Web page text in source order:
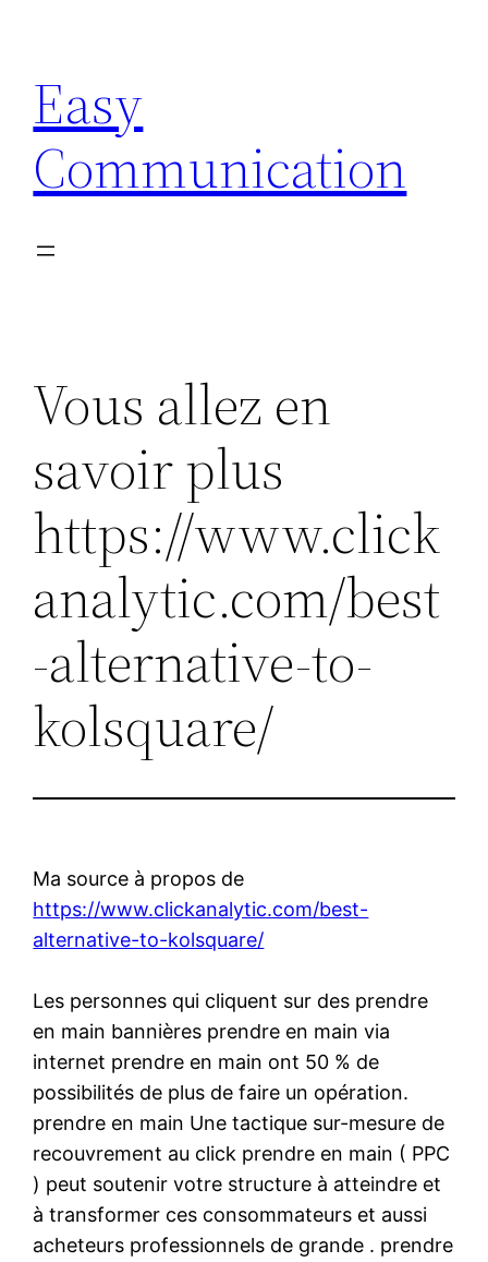
contenu
Easy
Communication
Vous allez en
savoir plus
https://www.click
analytic.com/best
-alternative-to-
kolsquare/
Ma source à propos de
https://www.clickanalytic.com/best-
alternative-to-kolsquare/
Les personnes qui cliquent sur des prendre
en main bannières prendre en main via
internet prendre en main ont 50 % de
possibilités de plus de faire un opération.
prendre en main Une tactique sur-mesure de
recouvrement au click prendre en main ( PPC
) peut soutenir votre structure à atteindre et
à transformer ces consommateurs et aussi
acheteurs professionnels de grande . prendre